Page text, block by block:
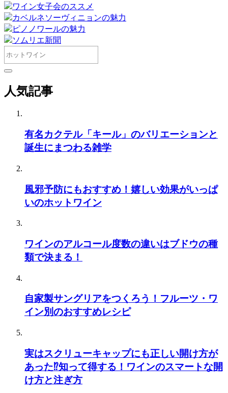
ワイン女子会のススメ
カベルネソーヴィニョンの魅力
ピノノワールの魅力
ソムリエ新聞
人気記事
有名カクテル「キール」のバリエーションと
誕生にまつわる雑学
風邪予防にもおすすめ！嬉しい効果がいっぱ
いのホットワイン
ワインのアルコール度数の違いはブドウの種
類で決まる！
自家製サングリアをつくろう！フルーツ・ワ
イン別のおすすめレシピ
実はスクリューキャップにも正しい開け方が
あった⁉知って得する！ワインのスマートな開
け方と注ぎ方